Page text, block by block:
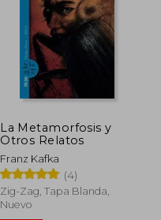
45%
dcto.
La Metamorfosis y
Otros Relatos
Franz Kafka
(4)
Zig-Zag, Tapa Blanda,
Nuevo